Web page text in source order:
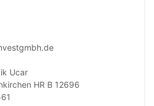
Ucar
HR B 12696